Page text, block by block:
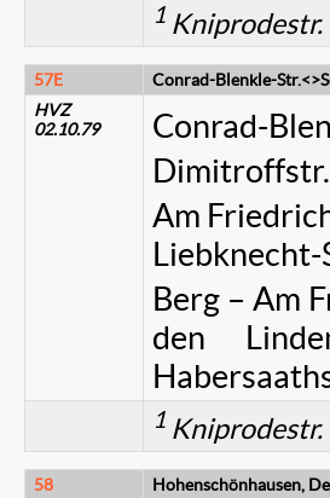
1 Kniprodestr.
57E
Conrad-Blenkle-
HVZ
02.10.79
Conrad-
Dimitroffstr.
Am
Berg – Am
den
1 Kniprodestr.
58
Hohenschönhausen,